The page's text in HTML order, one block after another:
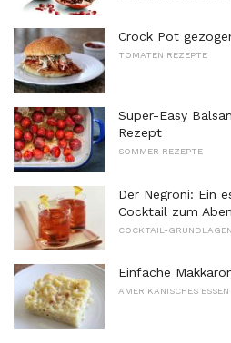
Crock Pot
TOMATEN REZEPTE
Super-Easy
Rezept
SOMMER REZEPTE
Der Negroni: Ein
Cocktail zum
COCKTAIL-GRUNDLAGEN
Einfache
AMERIKANISCHES ESSEN